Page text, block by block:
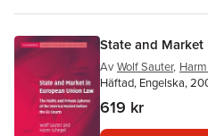
State and
Av Wolf Sauter,
Häftad, Engelska,
619 kr